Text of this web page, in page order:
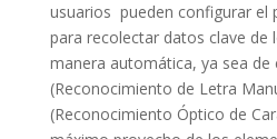
usuarios pueden configurar el
para recolectar datos clave de
manera automática, ya sea de
(Reconocimiento de Letra
(Reconocimiento Óptico de